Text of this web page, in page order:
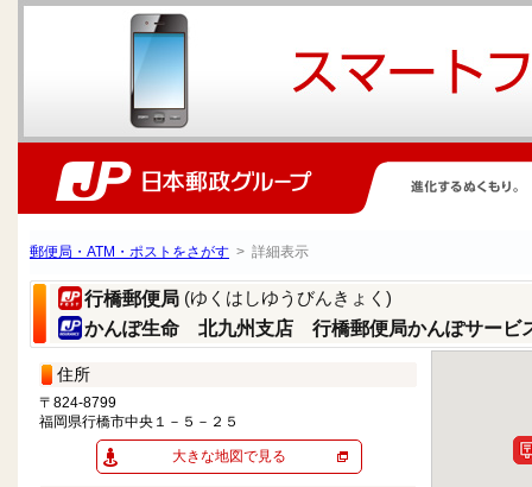
郵便局・ATM・ポストをさがす > 詳細表示
行橋郵便局 (ゆくはしゆうびんきょく)
かんぽ生命 北九州支店 行橋郵便局かんぽサービ
住所
〒824-8799
福岡県行橋市中央１－５－２５
大きな地図で見る